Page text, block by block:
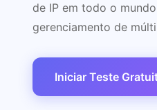
de IP em todo o
gerenciamento de
Iniciar Teste